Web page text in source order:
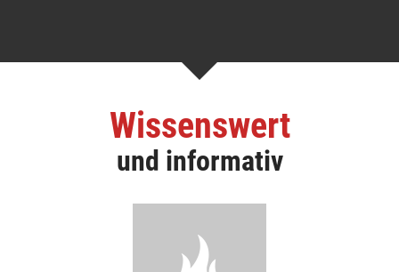
Wissenswert
und informativ